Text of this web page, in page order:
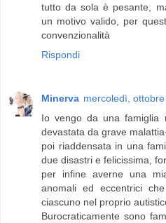
tutto da sola è pesante,
un motivo valido, per
convenzionalità
Rispondi
Minerva mercoledì,
Io vengo da una famiglia
devastata da grave
poi riaddensata in una
due disastri e felicissima,
per infine averne una
anomali ed eccentrici
ciascuno nel proprio
Burocraticamente sono